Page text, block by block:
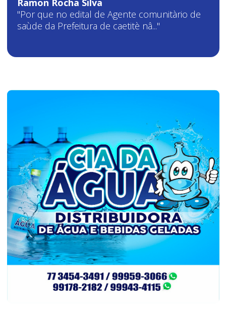
Ramon Rocha Silva
"Por que no edital de Agente comunitàrio de
saùde da Prefeitura de caetitè nâ..."